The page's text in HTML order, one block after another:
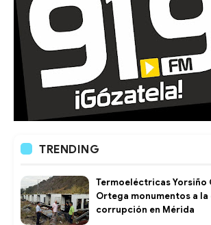
TRENDING
Termoeléctricas Yorsiño
Ortega monumentos a la
corrupción en Mérida